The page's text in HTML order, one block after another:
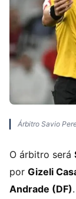
Árbitro Savio
O árbitro será
por Gizeli
Andrade (DF)